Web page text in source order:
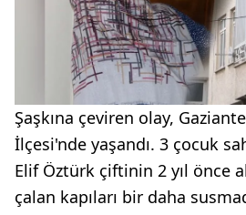
Şaşkına çeviren olay,
İlçesi'nde yaşandı. 3 çocuk
Elif Öztürk çiftinin 2 yıl önce
çalan kapıları bir daha